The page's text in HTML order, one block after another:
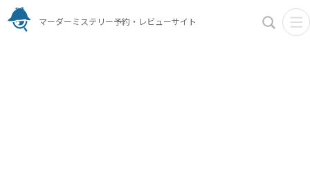
マーダーミステリー予約・レビューサイト